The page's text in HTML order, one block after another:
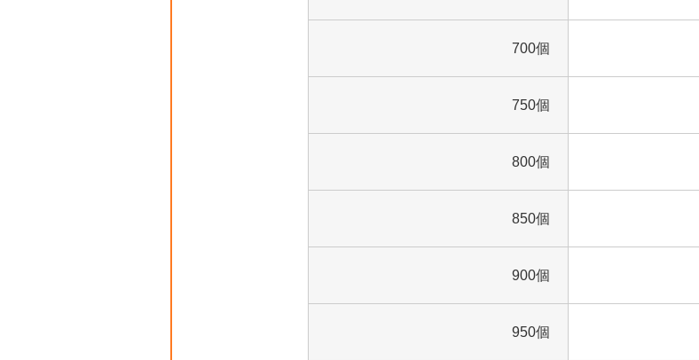
700個
750個
800個
850個
900個
950個